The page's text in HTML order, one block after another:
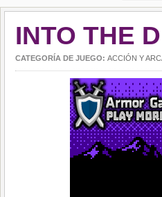
INTO THE
CATEGORÍA DE JUEGO: ACCIÓN Y